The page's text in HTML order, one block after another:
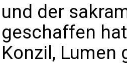
und der
geschaffen
Konzil, Lumen